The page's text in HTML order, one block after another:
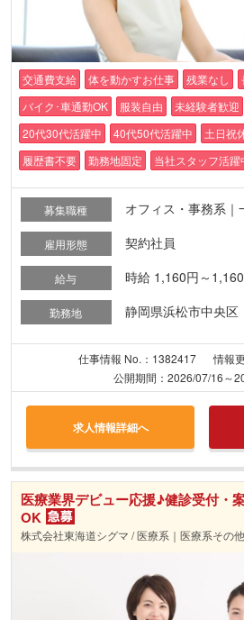
交通費支給 体を動かすお仕事 残業なし
バイク･車通勤OK
服装自由 未経験者歓迎
20代30代活躍中
40代50代活躍中 土日祝
履歴書不要
勤務地固定 当社スタッフ活躍
募集職種 オフィス・事務系｜
雇用形態 契約社員
給与 時給 1,160円～
勤務地 静岡県浜松市中央区
仕事情報 No.：1382417
情報
公開期間：2026/07/16～
求人情報詳細へ
医療業界デビュー応援♪健診受付・
OK
株式会社東海道シグマ / 医療系｜医療系その